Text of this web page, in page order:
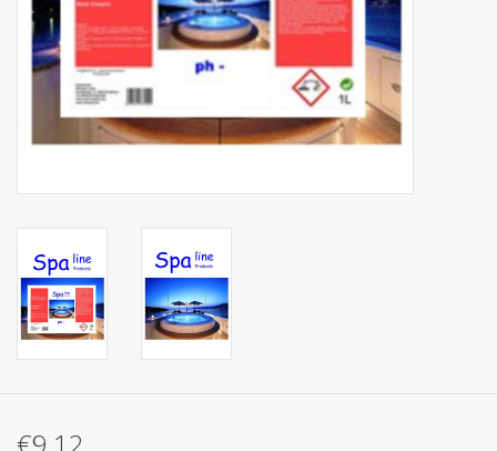
Rouleaux de caisse thermiques
Produits d'hygiène
Cadeaux d'entreprise
Matériel d'emballage
Fournitures de bureau